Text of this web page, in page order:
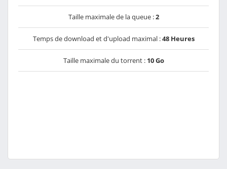
Taille maximale de la queue :2
Temps de download et d'upload maximal :48 Heures
Taille maximale du torrent : 10 Go